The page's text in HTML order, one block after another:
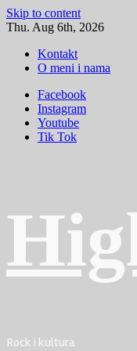
Skip to content
Thu. Aug 6th, 2026
Kontakt
O meni i nama
Facebook
Instagram
Youtube
Tik Tok
Rock i kultura